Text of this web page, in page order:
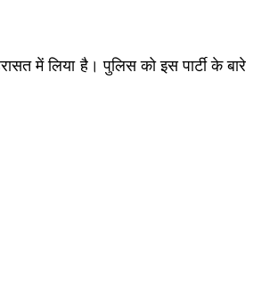
में लिया है। पुलिस को इस पार्टी के बारे